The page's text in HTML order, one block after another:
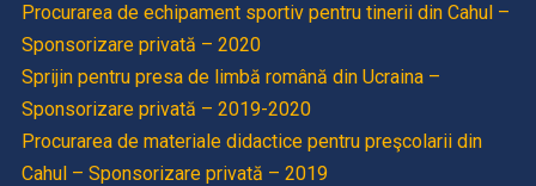
Procurarea de echipament sportiv pentru tinerii din Cahul –
Sponsorizare privată – 2020
Sprijin pentru presa de limbă română din Ucraina –
Sponsorizare privată – 2019-2020
Procurarea de materiale didactice pentru preşcolarii din
Cahul – Sponsorizare privată – 2019